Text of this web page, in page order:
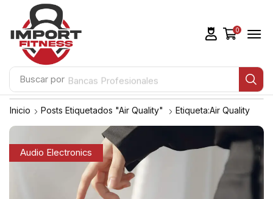
Buscar por Bancas Profesionales
0
Inicio Posts Etiquetados "Air Quality" Etiqueta:Air Quality
Audio Electronics